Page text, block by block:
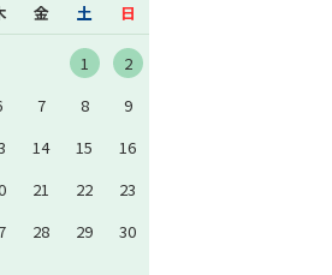
金 土 日
1
2
7 8
9
14 15
16
21 22
23
28 29
30